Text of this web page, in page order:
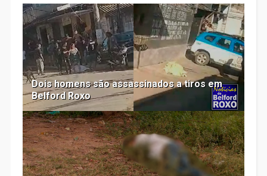
Dois homens são assassinados a tiros em
Belford Roxo